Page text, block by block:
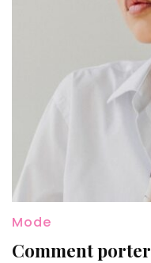
Mode
Comment